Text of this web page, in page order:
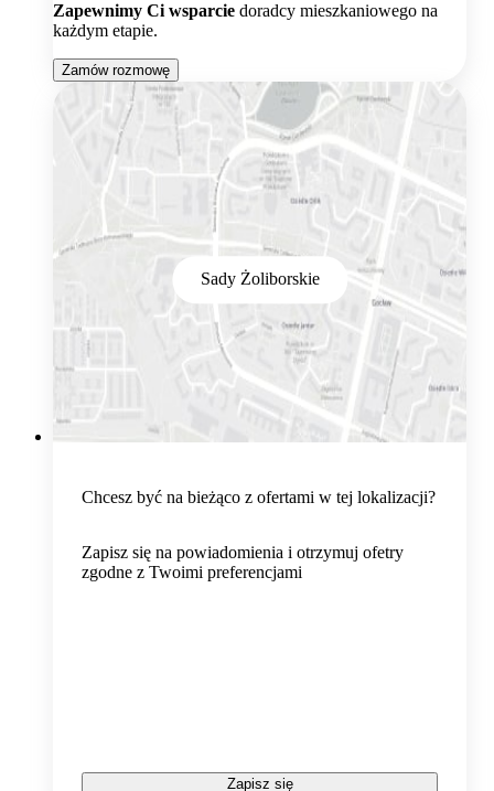
Zapewnimy Ci wsparcie doradcy mieszkaniowego na
każdym etapie.
Zamów rozmowę
Sady Żoliborskie
Chcesz być na bieżąco z ofertami w tej lokalizacji?
Zapisz się na powiadomienia i otrzymuj ofetry
zgodne z Twoimi preferencjami
Zapisz się